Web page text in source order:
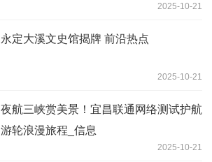
2025-10-21
永定大溪文史馆揭牌 前沿热点
2025-10-21
夜航三峡赏美景！宜昌联通网络测试护航
游轮浪漫旅程_信息
2025-10-21